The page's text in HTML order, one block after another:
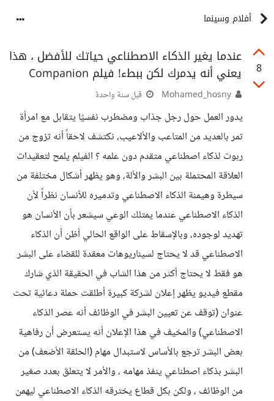
أفلام وسينما
8
عندما يغير الذكاء الاصطناعي حياتك للأفضل ، هذا
يعني أنه يدمرك لكن ببطء! فيلم Companion
قبل سنة واحدة
يدور العمل حول رجل جذاب ومضطرب نفسيًا يتقابل مع امرأة
تمر بالعديد من المتاعب والألاعيب، نكتشف لاحقاً أنه تزوج من
ربوت لذكاء اصطناعي متقدم دون علمه ؟ الفيلم يلمح لتعقيدات
العلاقة المحتملة بين البشر والألة، وهو يظهر أشكال مختلفة من
سيطرة وهيمنة الذكاء الاصطناعي وتدميره للأنسان نظراً لأن
الذكاء الاصطناعي عندما يمتلك الوعي سيشعر بأن الأنسان هو
تهديد لوجوده، وبالإسقاط على الواقع الحالي أظن أن الذكاء
الاصطناعي قد لا يحتاج لسيناريوهات معقدة للقضاء على البشر
هو فقط لا يحتاج أكثر من هذا الشاب في الحقيقة الذي شارك
مقطع فيديو يظهر إعلان لشركة كبيرة أطلقت حملة دعائية تحت
عنوان (توقف عن تعيين البشر في الوظائف أنه عصر الذكاء
الاصطناعي) والمخيف في هذا الإعلان أنه يستعرض أن رفاهية
بعض البشر ترجع بالأساس لاستبدال مهام (الحلقة الأضعف) من
البشر بذكاء اصطناعي ينفذ مهامه ، والأمر لا يتعلق بعدد صغير
من الوظائف ، ولكن بكل قطاع يخترقه الذكاء الاصطناعي ليهمن